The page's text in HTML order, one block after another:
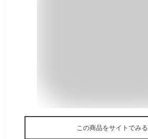
この商品をサイトでみる